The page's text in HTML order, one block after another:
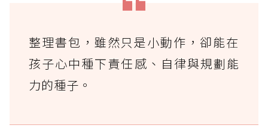
整理書包，雖然只是小動作，卻能在
孩子心中種下責任感、自律與規劃能
力的種子。